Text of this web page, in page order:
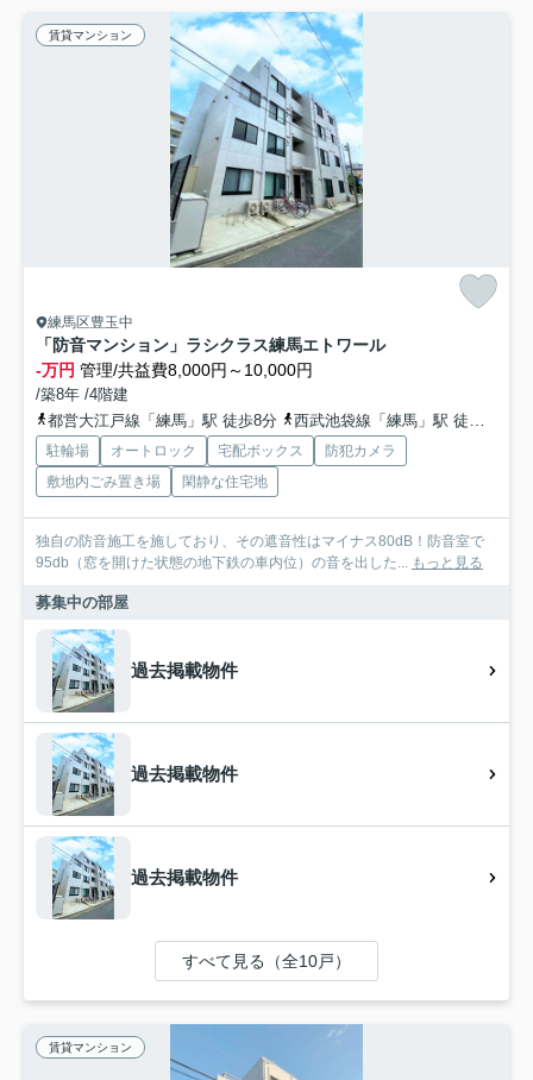
賃貸マンション
練馬区豊玉中
「防音マンション」ラシクラス練馬エトワール
-万円 管理/共益費8,000円～10,000円
/築8年 /4階建
都営大江戸線「練馬」駅 徒歩8分
西武池袋線「練馬」駅 徒歩8分
駐輪場 オートロック 宅配ボックス
防犯カメラ
敷地内ごみ置き場
閑静な住宅地
独自の防音施工を施しており、その遮音性はマイナス80dB！防音室で
95db（窓を開けた状態の地下鉄の車内位）の音を出した... もっと見る
募集中の部屋
過去掲載物件
過去掲載物件
過去掲載物件
すべて見る（全10戸）
賃貸マンション